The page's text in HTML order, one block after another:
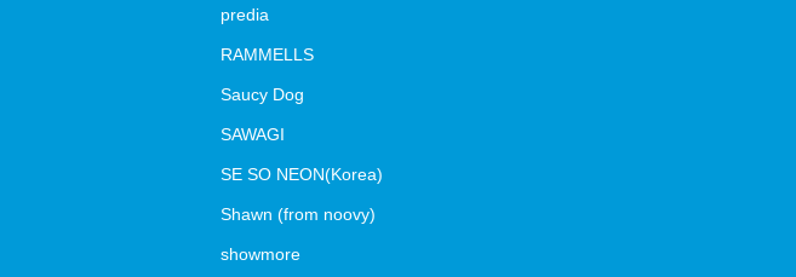
predia
RAMMELLS
Saucy Dog
SAWAGI
SE SO NEON(Korea)
Shawn (from noovy)
showmore